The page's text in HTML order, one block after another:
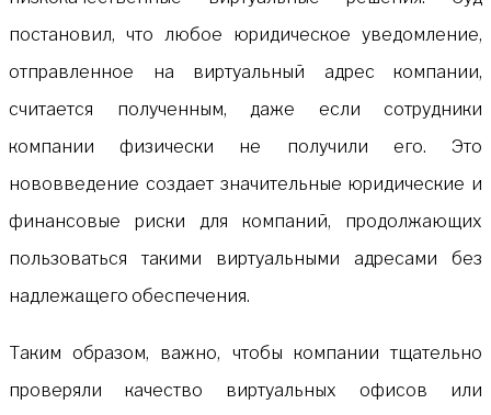
постановил, что любое юридическое уведомление,
отправленное на виртуальный адрес компании,
считается полученным, даже если сотрудники
компании физически не получили его. Это
нововведение создает значительные юридические и
финансовые риски для компаний, продолжающих
пользоваться такими виртуальными адресами без
надлежащего обеспечения.
Таким образом, важно, чтобы компании тщательно
проверяли качество виртуальных офисов или